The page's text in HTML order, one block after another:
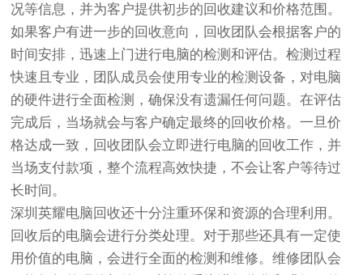
况等信息，并为客户提供初步的回收建议和价格范围。
如果客户有进一步的回收意向，回收团队会根据客户的
时间安排，迅速上门进行电脑的检测和评估。检测过程
快速且专业，团队成员会使用专业的检测设备，对电脑
的硬件进行全面检测，确保没有遗漏任何问题。在评估
完成后，当场就会与客户确定最终的回收价格。一旦价
格达成一致，回收团队会立即进行电脑的回收工作，并
当场支付款项，整个流程高效快捷，不会让客户等待过
长时间。
深圳英耀电脑回收还十分注重环保和资源的合理利用。
回收后的电脑会进行分类处理。对于那些还具有一定使
用价值的电脑，会进行全面的检测和维修。维修团队会